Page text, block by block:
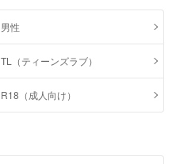
男性
TL（ティーンズラブ）
R18（成人向け）